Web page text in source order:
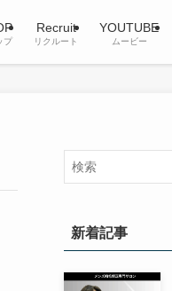
プ
Recruit
リクルート
YOUTUBE
ムービー
新着記事